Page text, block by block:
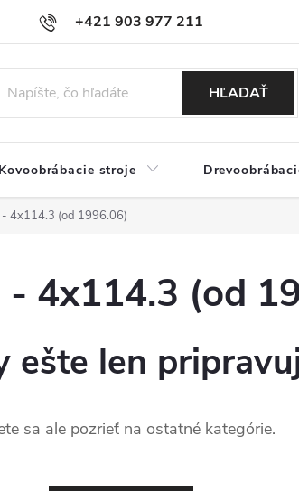
+421 903 977 211
Podmienky ochrany osobných údajov
HĽADAŤ
Kovoobrábacie stroje
- 4x114.3 (od 1996.06)
- 4x114.3 (od
ešte len
sa ale pozrieť na ostatné kategórie.